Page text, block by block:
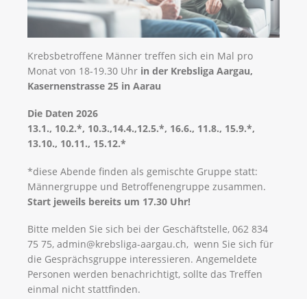
Krebsbetroffene Männer treffen sich ein Mal pro
Monat von 18-19.30 Uhr in der Krebsliga Aargau,
Kasernenstrasse 25 in Aarau
Die Daten 2026
13.1., 10.2.*, 10.3.,14.4.,12.5.*, 16.6., 11.8., 15.9.*,
13.10., 10.11., 15.12.*
*diese Abende finden als gemischte Gruppe statt:
Männergruppe und Betroffenengruppe zusammen.
Start jeweils bereits um 17.30 Uhr!
Bitte melden Sie sich bei der Geschäftstelle, 062 834
75 75, admin@krebsliga-aargau.ch, wenn Sie sich für
die Gesprächsgruppe interessieren. Angemeldete
Personen werden benachrichtigt, sollte das Treffen
einmal nicht stattfinden.